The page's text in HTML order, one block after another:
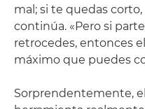
mal; si te quedas
continúa. «Pero si
retrocedes, entonces
máximo que puedes
Sorprendentemente,